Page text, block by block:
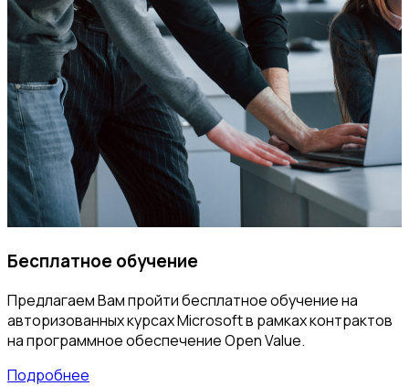
Бесплатное обучение
Предлагаем Вам пройти бесплатное обучение на
авторизованных курсах Microsoft в рамках контрактов
на программное обеспечение Open Value.
Подробнее